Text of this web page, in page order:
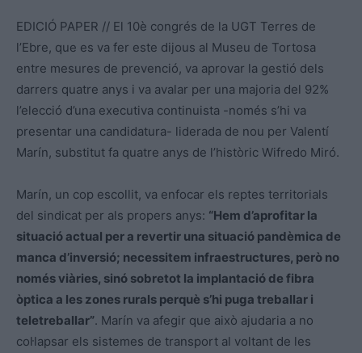
EDICIÓ PAPER // El 10è congrés de la UGT Terres de
l’Ebre, que es va fer este dijous al Museu de Tortosa
entre mesures de prevenció, va aprovar la gestió dels
darrers quatre anys i va avalar per una majoria del 92%
l’elecció d’una executiva continuista -només s’hi va
presentar una candidatura- liderada de nou per Valentí
Marín, substitut fa quatre anys de l’històric Wifredo Miró.
Marín, un cop escollit, va enfocar els reptes territorials
del sindicat per als propers anys: “Hem d’aprofitar la
situació actual per a revertir una situació pandèmica de
manca d’inversió; necessitem infraestructures, però no
només viàries, sinó sobretot la implantació de fibra
òptica a les zones rurals perquè s’hi puga treballar i
teletreballar”. Marín va afegir que això ajudaria a no
col·lapsar els sistemes de transport al voltant de les